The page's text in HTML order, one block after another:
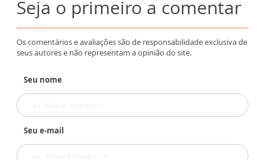
Seja o primeiro a comentar
Os comentários e avaliações são de responsabilidade exclusiva de
seus autores e não representam a opinião do site.
Seu nome
Seu e-mail